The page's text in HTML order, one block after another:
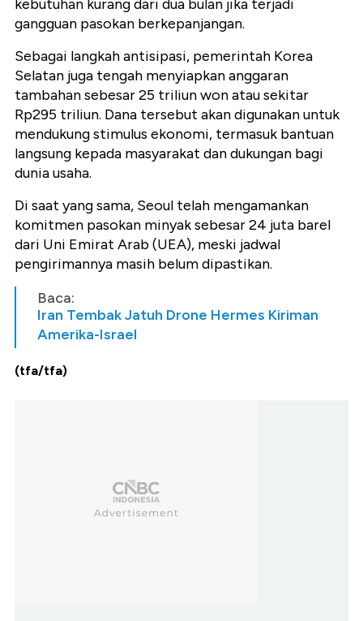
kebutuhan kurang dari dua bulan jika terjadi
gangguan pasokan berkepanjangan.
Sebagai langkah antisipasi, pemerintah Korea
Selatan juga tengah menyiapkan anggaran
tambahan sebesar 25 triliun won atau sekitar
Rp295 triliun. Dana tersebut akan digunakan untuk
mendukung stimulus ekonomi, termasuk bantuan
langsung kepada masyarakat dan dukungan bagi
dunia usaha.
Di saat yang sama, Seoul telah mengamankan
komitmen pasokan minyak sebesar 24 juta barel
dari Uni Emirat Arab (UEA), meski jadwal
pengirimannya masih belum dipastikan.
Baca:
Iran Tembak Jatuh Drone Hermes Kiriman
Amerika-Israel
(tfa/tfa)